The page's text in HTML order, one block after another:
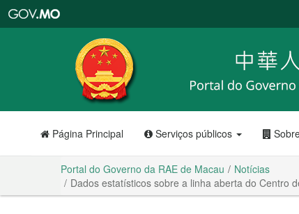
RAE
de
Macau
Página Principal Serviços públicos
Portal do Governo da RAE de Macau
Notícias
Dados estatísticos sobre a linha aberta do Centro